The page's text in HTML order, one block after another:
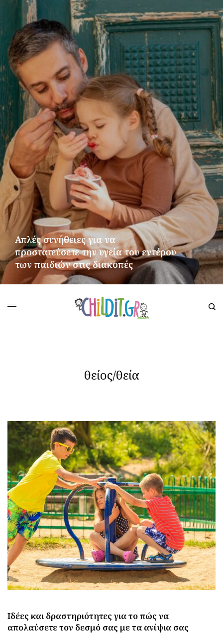
Απλές συνήθειες για να
προστατεύσετε την υγεία του εντέρου
των παιδιών στις διακοπές
θείος/θεία
Ιδέες και δραστηριότητες για το πώς να
απολαύσετε τον δεσμό σας με τα ανίψια σας